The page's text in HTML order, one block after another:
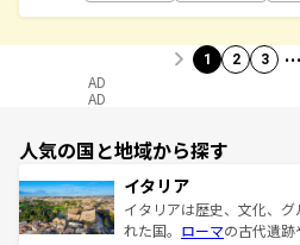
1 2 3
AD
AD
人気の国と地域から探す
イタリア
イタリアは歴史、文化、
れた国。 ローマの古代遺